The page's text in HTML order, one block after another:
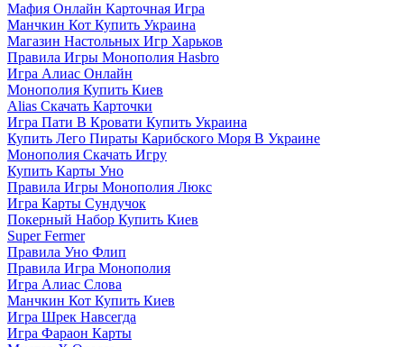
Мафия Онлайн Карточная Игра
Манчкин Кот Купить Украина
Магазин Настольных Игр Харьков
Правила Игры Монополия Hasbro
Игра Алиас Онлайн
Монополия Купить Киев
Alias Скачать Карточки
Игра Пати В Кровати Купить Украина
Купить Лего Пираты Карибского Моря В Украине
Монополия Скачать Игру
Купить Карты Уно
Правила Игры Монополия Люкс
Игра Карты Сундучок
Покерный Набор Купить Киев
Super Fermer
Правила Уно Флип
Правила Игра Монополия
Игра Алиас Слова
Манчкин Кот Купить Киев
Игра Шрек Навсегда
Игра Фараон Карты